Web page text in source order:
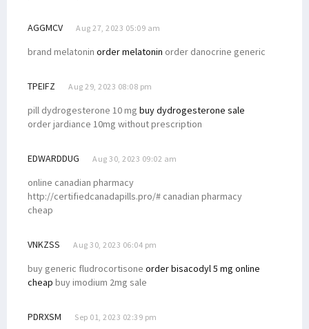
AGGMCV Aug 27, 2023 05:09 am
brand melatonin order melatonin order danocrine generic
TPEIFZ Aug 29, 2023 08:08 pm
pill dydrogesterone 10 mg buy dydrogesterone sale
order jardiance 10mg without prescription
EDWARDDUG Aug 30, 2023 09:02 am
online canadian pharmacy
http://certifiedcanadapills.pro/# canadian pharmacy
cheap
VNKZSS Aug 30, 2023 06:04 pm
buy generic fludrocortisone order bisacodyl 5 mg online
cheap buy imodium 2mg sale
PDRXSM Sep 01, 2023 02:39 pm